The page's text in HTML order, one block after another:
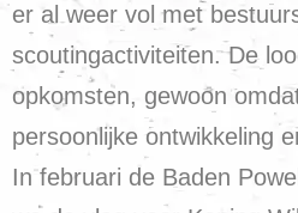
er al weer vol met
scoutingactiviteiten. De
opkomsten, gewoon
persoonlijke ontwikkeling
In februari de Baden